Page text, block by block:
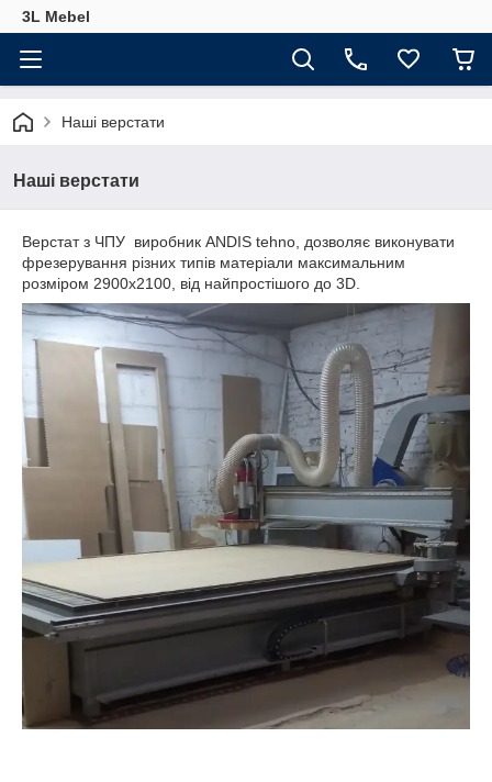
3L Mebel
Наші верстати
Наші верстати
Верстат з ЧПУ виробник ANDIS tehno, дозволяє виконувати
фрезерування різних типів матеріали максимальним
розміром 2900х2100, від найпростішого до 3D.